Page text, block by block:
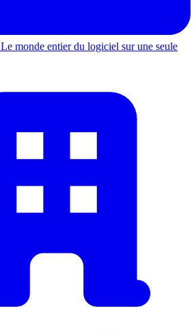
Le monde entier du logiciel sur une seule